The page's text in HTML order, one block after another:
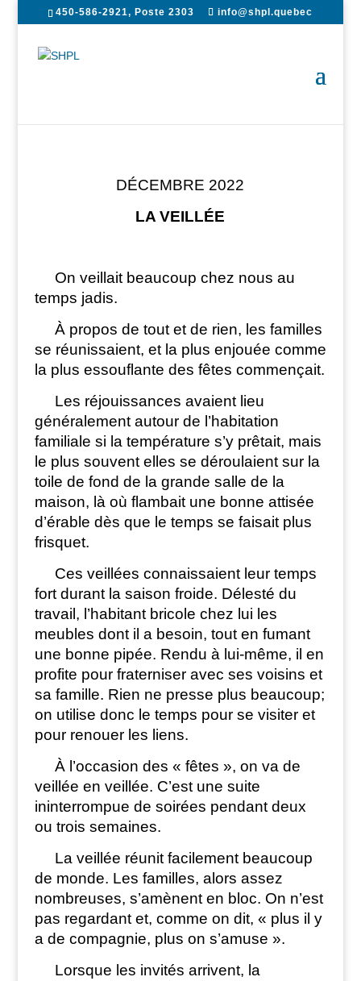
450-586-2921, Poste 2303 info@shpl.quebec
DÉCEMBRE 2022
LA VEILLÉE
On veillait beaucoup chez nous au
temps jadis.
À propos de tout et de rien, les familles
se réunissaient, et la plus enjouée comme
la plus essouflante des fêtes commençait.
Les réjouissances avaient lieu
généralement autour de l’habitation
familiale si la température s’y prêtait, mais
le plus souvent elles se déroulaient sur la
toile de fond de la grande salle de la
maison, là où flambait une bonne attisée
d’érable dès que le temps se faisait plus
frisquet.
Ces veillées connaissaient leur temps
fort durant la saison froide. Délesté du
travail, l’habitant bricole chez lui les
meubles dont il a besoin, tout en fumant
une bonne pipée. Rendu à lui-même, il en
profite pour fraterniser avec ses voisins et
sa famille. Rien ne presse plus beaucoup;
on utilise donc le temps pour se visiter et
pour renouer les liens.
À l’occasion des « fêtes », on va de
veillée en veillée. C’est une suite
ininterrompue de soirées pendant deux
ou trois semaines.
La veillée réunit facilement beaucoup
de monde. Les familles, alors assez
nombreuses, s’amènent en bloc. On n’est
pas regardant et, comme on dit, « plus il y
a de compagnie, plus on s’amuse ».
Lorsque les invités arrivent, la